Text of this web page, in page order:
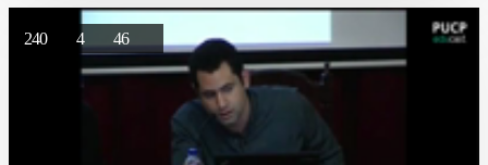
240 4 46